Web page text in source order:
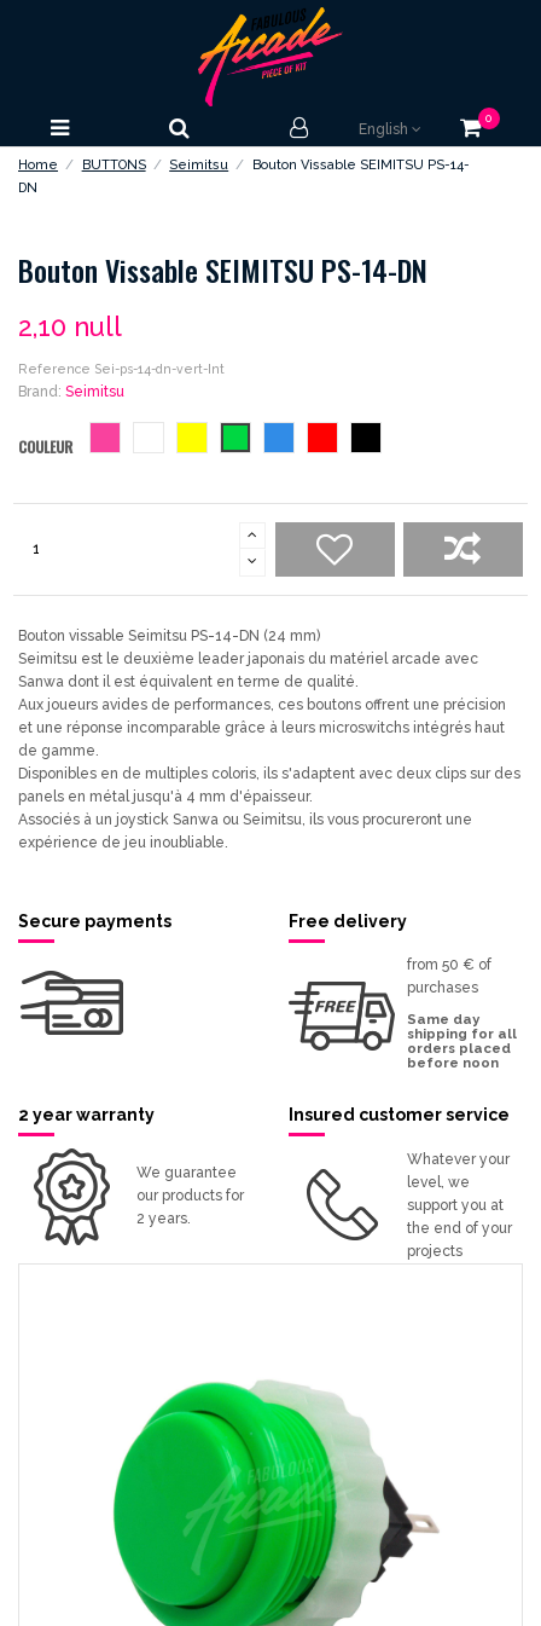
English
0
Home BUTTONS Seimitsu
Bouton Vissable SEIMITSU PS-14-
DN
Bouton Vissable SEIMITSU PS-14-DN
2,10 null
Reference Sei-ps-14-dn-vert-Int
Brand: Seimitsu
COULEUR
Bouton vissable Seimitsu PS-14-DN (24 mm)
Seimitsu est le deuxième leader japonais du matériel arcade avec
Sanwa dont il est équivalent en terme de qualité.
Aux joueurs avides de performances, ces boutons offrent une précision
et une réponse incomparable grâce à leurs microswitchs intégrés haut
de gamme.
Disponibles en de multiples coloris, ils s'adaptent avec deux clips sur des
panels en métal jusqu'à 4 mm d'épaisseur.
Associés à un joystick Sanwa ou Seimitsu, ils vous procureront une
expérience de jeu inoubliable.
Secure payments Free delivery
from 50 € of
purchases
Same day
shipping for all
orders placed
before noon
2 year warranty
We guarantee
our products for
2 years.
Insured customer service
Whatever your
level, we
support you at
the end of your
projects